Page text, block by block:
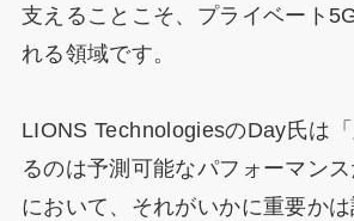
支えることこそ、プライベート
れる領域です。
LIONS TechnologiesのDay氏は
るのは予測可能なパフォーマン
において、それがいかに重要かは